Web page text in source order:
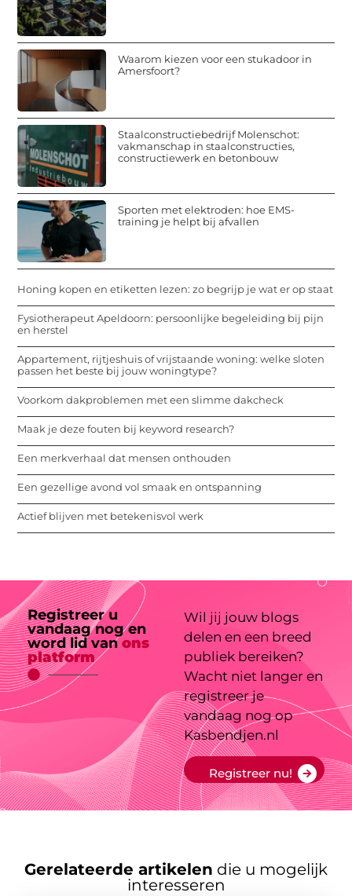
Waarom kiezen voor een stukadoor in
Amersfoort?
Staalconstructiebedrijf Molenschot:
vakmanschap in staalconstructies,
constructiewerk en betonbouw
Sporten met elektroden: hoe EMS-
training je helpt bij afvallen
Honing kopen en etiketten lezen: zo begrijp je wat er op staat
Fysiotherapeut Apeldoorn: persoonlijke begeleiding bij pijn
en herstel
Appartement, rijtjeshuis of vrijstaande woning: welke sloten
passen het beste bij jouw woningtype?
Voorkom dakproblemen met een slimme dakcheck
Maak je deze fouten bij keyword research?
Een merkverhaal dat mensen onthouden
Een gezellige avond vol smaak en ontspanning
Actief blijven met betekenisvol werk
Registreer u
vandaag nog en
word lid vanons
platform
Wil jij jouw blogs
delen en een breed
publiek bereiken?
Wacht niet langer en
registreer je
vandaag nog op
Kasbendjen.nl
Registreer nu!
Gerelateerde artikelen die u mogelijk
interesseren